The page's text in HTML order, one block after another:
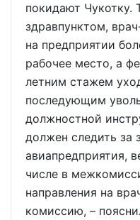
покидают Чукотку.
здравпунктом,
на предприятии
рабочее место, а
летним стажем
последующим
должностной
должен следить за
авиапредприятия,
числе в
направления на
комиссию, –